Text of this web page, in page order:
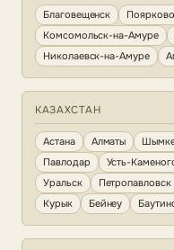
Благовещенск Поярково
Комсомольск-на-Амуре
Николаевск-на-Амуре
КАЗАХСТАН
Астана Алматы
Павлодар
Усть-
Уральск
Петропавловск
Курык
Бейнеу